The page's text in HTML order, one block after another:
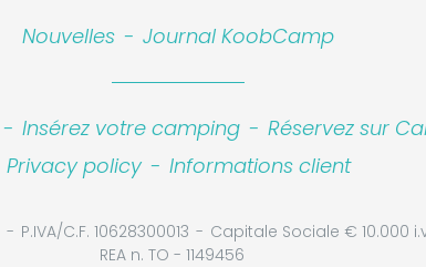
Nouvelles - Journal KoobCamp
- Insérez votre camping - Réservez sur
Privacy policy - Informations client
P.IVA/C.F. 10628300013 Capitale Sociale € 10.000
REA n. TO - 1149456